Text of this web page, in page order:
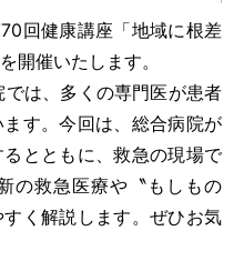
0062
0079
回健康講座「地域に根差
開催いたします。
は、多くの専門医が患者
す。今回は、総合病院が
とともに、救急の現場で
の救急医療や〝もしもの
く解説します。ぜひお気